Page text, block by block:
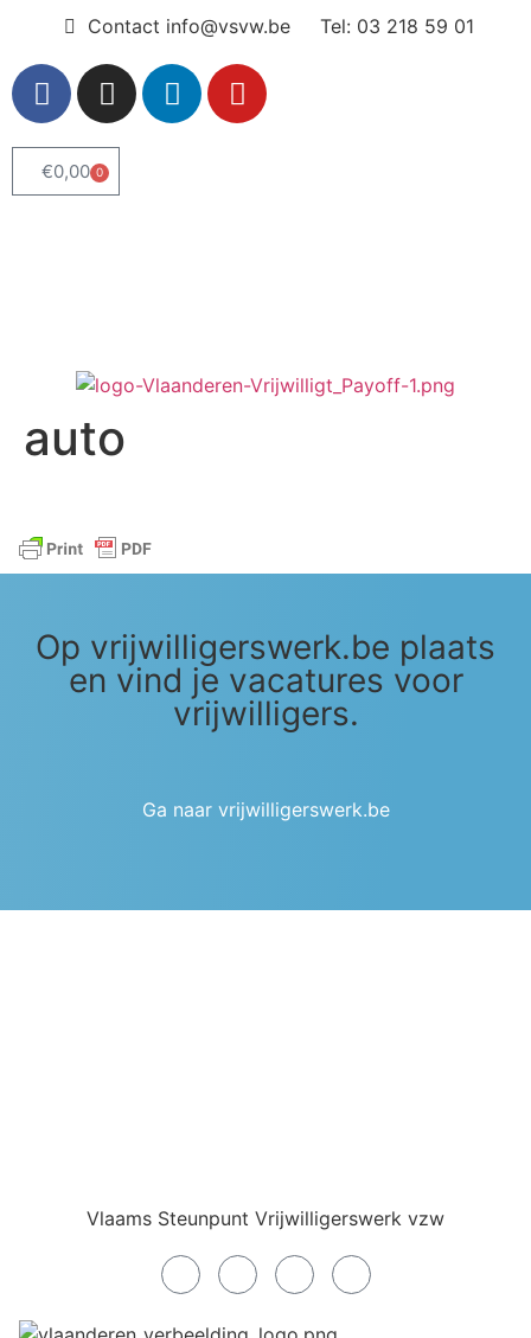
Contact info@vsvw.be Tel: 03 218 59 01
€0,00 0
auto
Op vrijwilligerswerk.be plaats
en vind je vacatures voor
vrijwilligers.
Ga naar vrijwilligerswerk.be
Vlaams Steunpunt Vrijwilligerswerk vzw